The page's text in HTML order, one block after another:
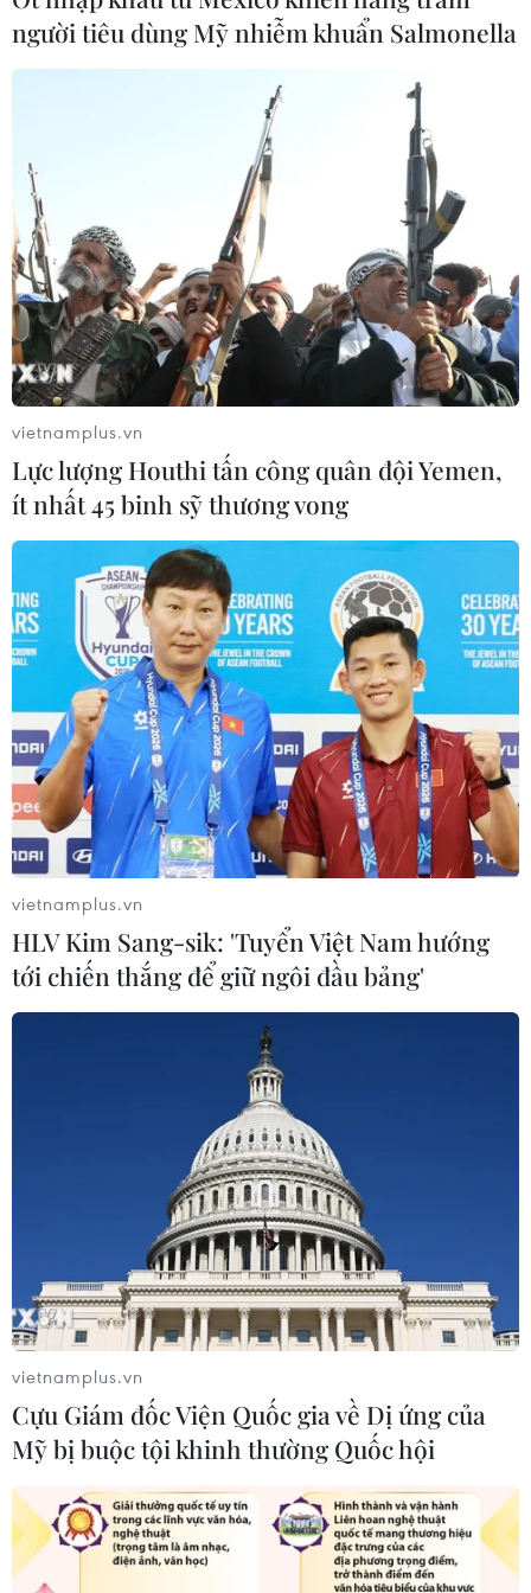
các sản phẩm xe hiện đại, tiện nghi, thân thiện với môi
trường, giá cả phải chăng, hậu mãi tốt… của Vinfast.
Nhiều tổ chức quốc tế nâng
triển vọng tăng trưởng kinh tế năm 2024
của Việt Nam
24/10/2024 08:30
Nhiều tổ chức quốc tế đã nâng triển vọng tăng trưởng
kinh tế Việt Nam năm 2024 so với dự báo trước đó, sau
khi GDP quý 3 được công bố đạt 7,4%, cao hơn dự kiến.
người tiêu dùng Mỹ nhiễm khuẩn Salmonella
vietnamplus.vn
Lực lượng Houthi tấn công quân đội Yemen,
ít nhất 45 binh sỹ thương vong
vietnamplus.vn
HLV Kim Sang-sik: 'Tuyển Việt Nam hướng
tới chiến thắng để giữ ngôi đầu bảng'
vietnamplus.vn
Cựu Giám đốc Viện Quốc gia về Dị ứng của
Mỹ bị buộc tội khinh thường Quốc hội